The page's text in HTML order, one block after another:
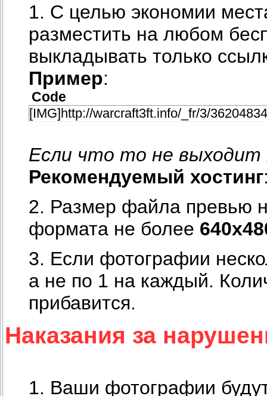
1. С целью экономии
разместить на любом
выкладывать только
Пример:
Code
[IMG]http://warcraft3ft.info/_fr/3/
Если что то не
Рекомендуемый хостинг
2. Размер файла превью
формата не более
3. Если фотографии
а не по 1 на каждый.
прибавится.
Наказания за
1. Ваши фотографии